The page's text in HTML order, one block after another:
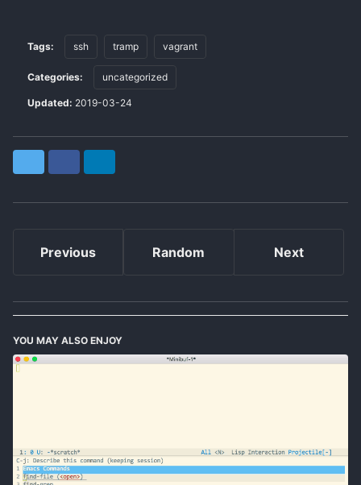
Tags: ssh tramp vagrant
Categories: uncategorized
Updated: 2019-03-24
Previous Random Next
YOU MAY ALSO ENJOY